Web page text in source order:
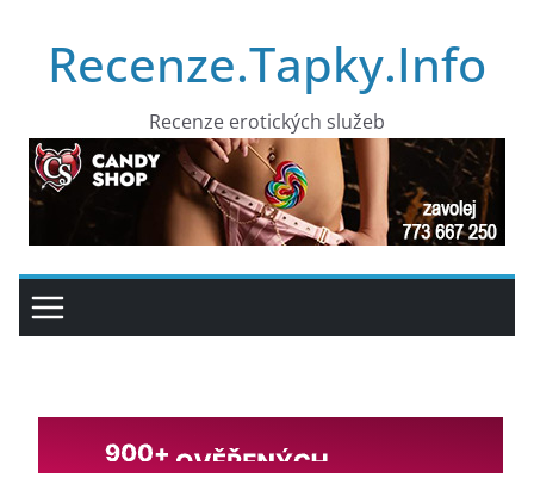
obsahRecenze.Tapky.Info
Recenze erotických služeb